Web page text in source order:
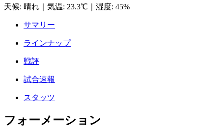
天候: 晴れ 気温: 23.3℃ 湿度: 45%
サマリー
ラインナップ
戦評
試合速報
スタッツ
フォーメーション